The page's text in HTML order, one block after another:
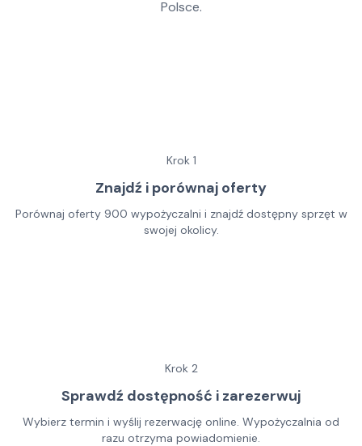
Polsce.
Krok 1
Znajdź i porównaj oferty
Porównaj oferty 900 wypożyczalni i znajdź dostępny sprzęt w
swojej okolicy.
Krok 2
Sprawdź dostępność i zarezerwuj
Wybierz termin i wyślij rezerwację online. Wypożyczalnia od
razu otrzyma powiadomienie.